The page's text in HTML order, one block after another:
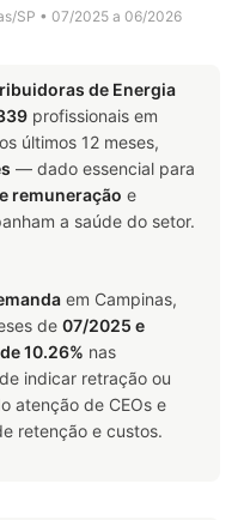
SP • 07/2025 a 06/2026
de Energia
profissionais em
últimos 12 meses,
— dado essencial para
remuneração e
a saúde do setor.
em Campinas,
de 07/2025 e
10.26% nas
indicar retração ou
atenção de CEOs e
retenção e custos.